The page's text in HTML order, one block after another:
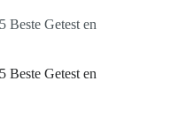
Beste Getest en
Beste Getest en